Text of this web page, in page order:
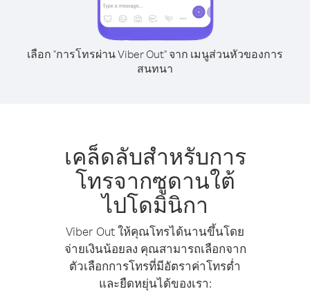
เลือก "การโทรผ่าน Viber Out" จาก เมนูส่วนหัวของการ
สนทนา
เคล็ดลับสำหรับการ
โทรจากซูดานใต้
ไปโดมินิกา
Viber Out ให้คุณโทรได้นานขึ้นโดย
จ่ายเงินน้อยลง คุณสามารถเลือกจาก
ตัวเลือกการโทรที่มีอัตราค่าโทรต่ำ
และยืดหยุ่นได้ของเรา: